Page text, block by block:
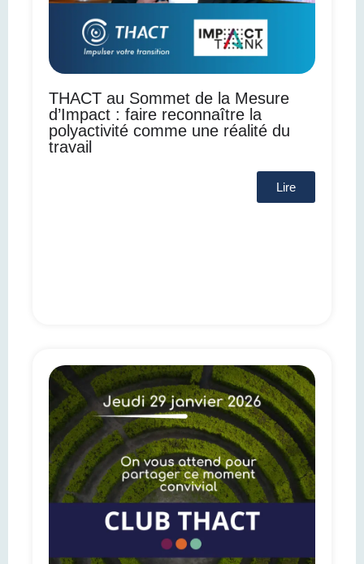
THACT au Sommet de la Mesure
d’Impact : faire reconnaître la
polyactivité comme une réalité du
travail
Lire